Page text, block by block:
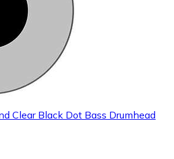
Clear Black Dot Bass Drumhead